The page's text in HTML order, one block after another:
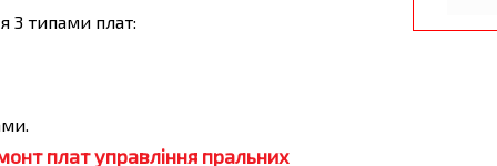
3 типами плат:
плат управління пральних